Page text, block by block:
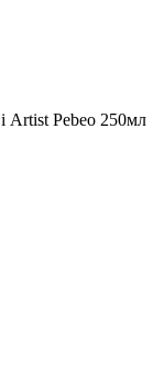
Artist Pebeo 250мл